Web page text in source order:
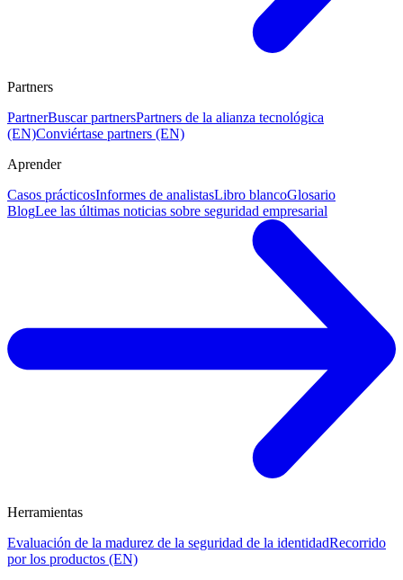
Partners
PartnerBuscar partnersPartners de la alianza tecnológica
(EN)Conviértase partners (EN)
Aprender
Casos prácticosInformes de analistasLibro blancoGlosario
BlogLee las últimas noticias sobre seguridad empresarial
Herramientas
Evaluación de la madurez de la seguridad de la identidadRecorrido
por los productos (EN)